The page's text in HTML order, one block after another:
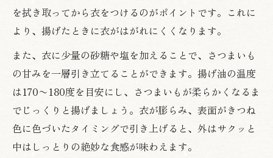
を拭き取ってから衣をつけるのがポイントです。これに
より、揚げたときに衣がはがれにくくなります。
また、衣に少量の砂糖や塩を加えることで、さつまいも
の甘みを一層引き立てることができます。揚げ油の温度
は170〜180度を目安にし、さつまいもが柔らかくなるま
でじっくりと揚げましょう。衣が膨らみ、表面がきつね
色に色づいたタイミングで引き上げると、外はサクッと
中はしっとりの絶妙な食感が味わえます。